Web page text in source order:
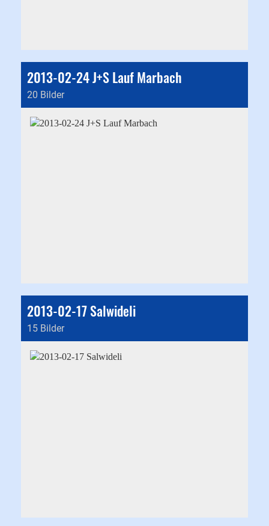
2013-02-24 J+S Lauf Marbach
20 Bilder
2013-02-17 Salwideli
15 Bilder